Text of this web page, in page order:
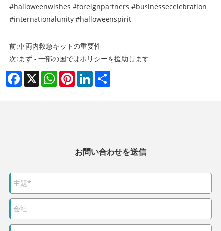
#halloweenwishes #foreignpartners #businessecelebration
#internationalunity #halloweenspirit
前:車両内救急キットの重要性
次:まず - 一部の国ではポリシーを援助します
Facebook
X WhatsAppPinterestLinkedIn
お問い合わせを送信